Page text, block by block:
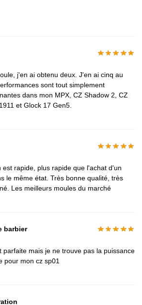
j'en ai obtenu deux. J'en ai cinq au
sont tout simplement
dans mon MPX, CZ Shadow 2, CZ
et Glock 17 Gen5.
est rapide, plus rapide que l'achat d'un
le même état. Très bonne qualité, très
Les meilleurs moules du marché
barbier
parfaite mais je ne trouve pas la puissance
pour mon cz sp01